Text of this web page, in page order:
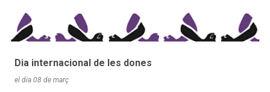
Dia internacional de les dones
el dia 08 de març